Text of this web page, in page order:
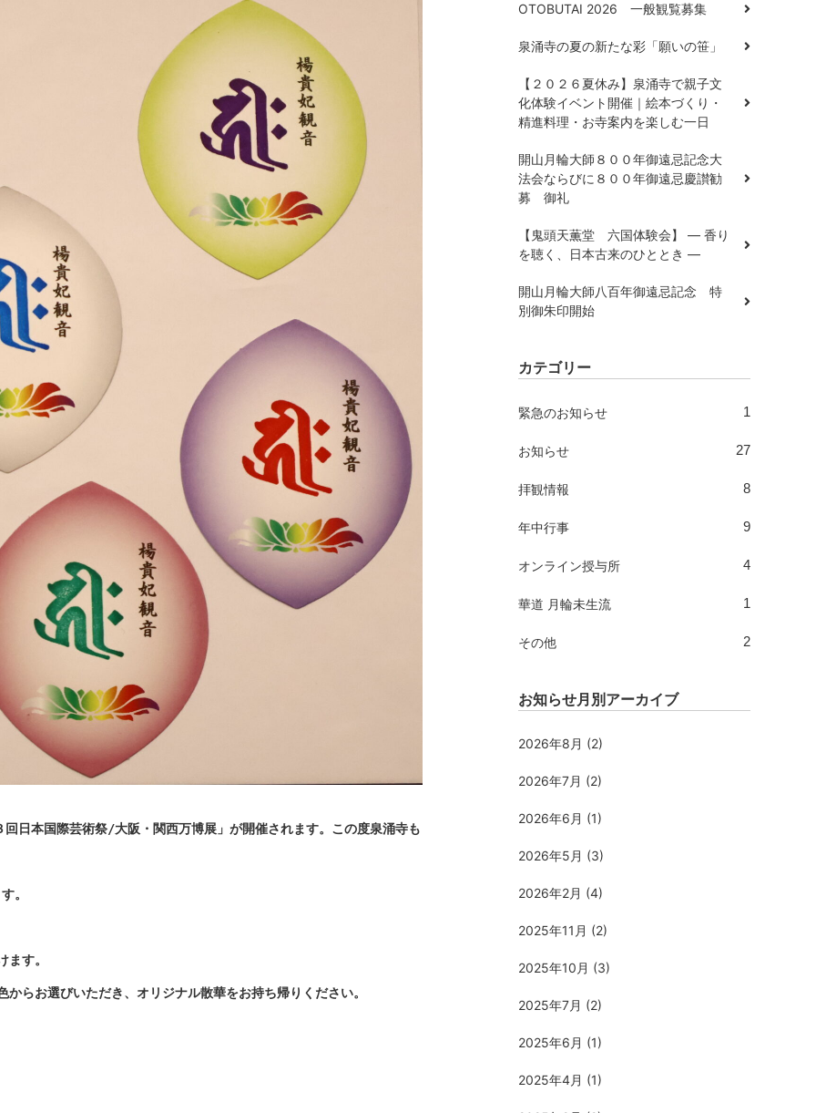
回日本国際芸術祭/大阪・関西万博展」が開催されます。この度泉涌寺も
。
す。
らお選びいただき、オリジナル散華をお持ち帰りください。
OTOBUTAI 2026 一般観覧募集
泉涌寺の夏の新たな彩「願いの笹」
【２０２６夏休み】泉涌寺で親子文
化体験イベント開催｜絵本づくり・
精進料理・お寺案内を楽しむ一日
開山月輪大師８００年御遠忌記念大
法会ならびに８００年御遠忌慶讃勧
募 御礼
【鬼頭天薫堂 六国体験会】 ― 香り
を聴く、日本古来のひととき ―
開山月輪大師八百年御遠忌記念 特
別御朱印開始
カテゴリー
緊急のお知らせ 1
お知らせ 27
拝観情報 8
年中行事 9
オンライン授与所 4
華道 月輪未生流 1
その他 2
お知らせ月別アーカイブ
2026年8月 (2)
2026年7月 (2)
2026年6月 (1)
2026年5月 (3)
2026年2月 (4)
2025年11月 (2)
2025年10月 (3)
2025年7月 (2)
2025年6月 (1)
2025年4月 (1)